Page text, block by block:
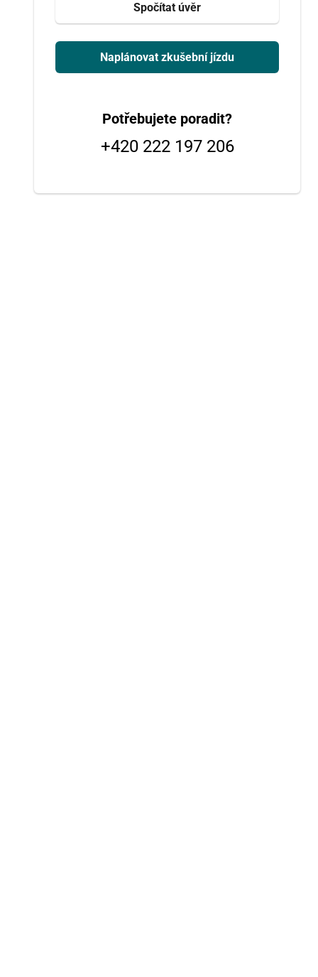
Spočítat úvěr
Naplánovat zkušební jízdu
Potřebujete poradit?
+420 222 197 206